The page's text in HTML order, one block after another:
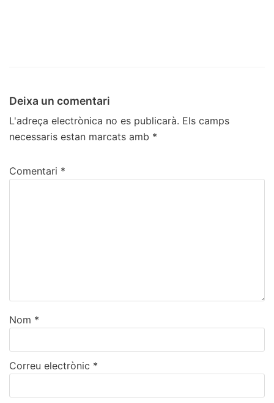
Deixa un comentari
L'adreça electrònica no es publicarà. Els camps
necessaris estan marcats amb *
Comentari *
Nom *
Correu electrònic *